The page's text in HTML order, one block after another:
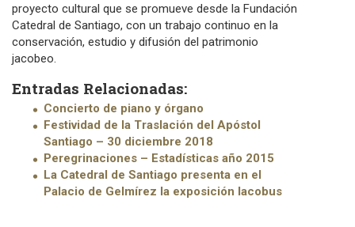
proyecto cultural que se promueve desde la Fundación
Catedral de Santiago, con un trabajo continuo en la
conservación, estudio y difusión del patrimonio
jacobeo.
Entradas Relacionadas:
Concierto de piano y órgano
Festividad de la Traslación del Apóstol
Santiago – 30 diciembre 2018
Peregrinaciones – Estadísticas año 2015
La Catedral de Santiago presenta en el
Palacio de Gelmírez la exposición Iacobus